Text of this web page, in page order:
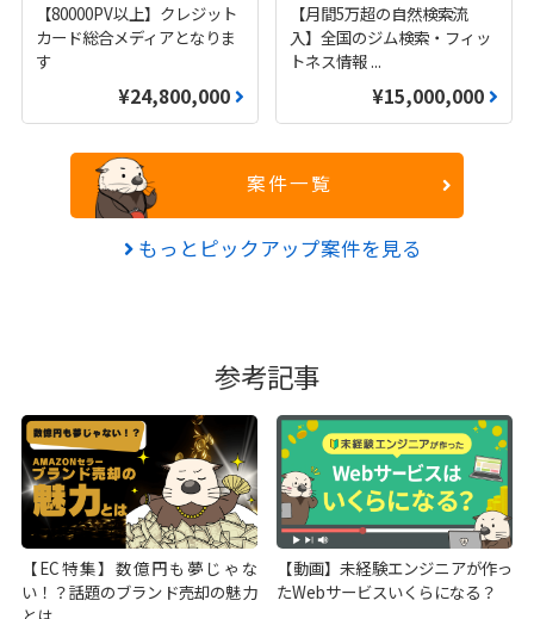
【80000PV以上】クレジット
カード総合メディアとなりま
す
¥24,800,000
【月間5万超の自然検索流
入】全国のジム検索・フィッ
トネス情報 ...
¥15,000,000
案件一覧
もっとピックアップ案件を見る
参考記事
【EC特集】数億円も夢じゃな
い！？話題のブランド売却の魅力
【動画】未経験エンジニアが作っ
たWebサービスいくらになる？